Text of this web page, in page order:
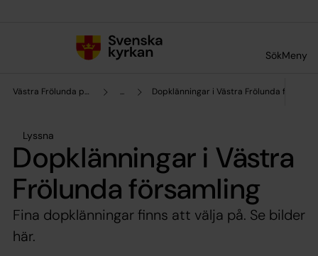
SökMeny
Västra Frölunda pastorat ... Dopklänningar i Västra Frölunda
Lyssna
Dopklänningar i Västra
Frölunda församling
Fina dopklänningar finns att välja på. Se bilder
här.